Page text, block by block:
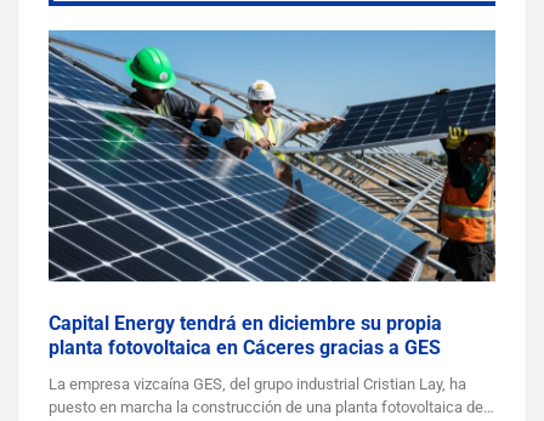
Capital Energy tendrá en diciembre su propia
planta fotovoltaica en Cáceres gracias a GES
La empresa vizcaína GES, del grupo industrial Cristian Lay, ha
puesto en marcha la construcción de una planta fotovoltaica de…